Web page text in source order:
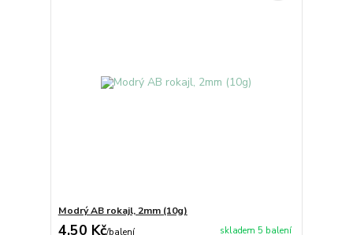
Modrý AB rokajl, 2mm (10g)
4,50 Kč/balení skladem 5 balení